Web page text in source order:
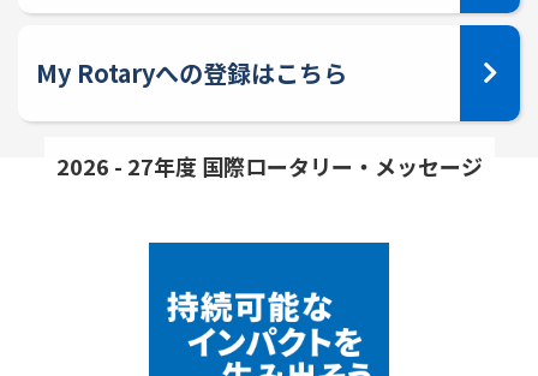
My Rotaryへの登録はこちら
2026 - 27年度 国際ロータリー・メッセージ